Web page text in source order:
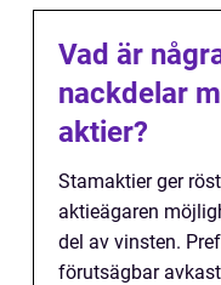
Vad är
nackdelar
aktier?
Stamaktier ger
aktieägaren
del av vinsten.
förutsägbar